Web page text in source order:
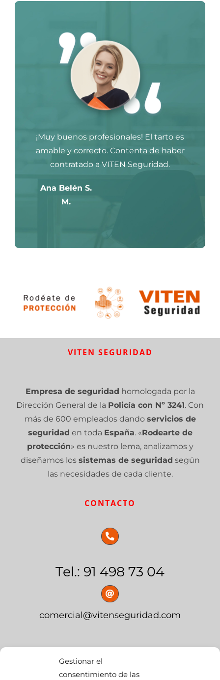
Gestionar el
consentimiento de las
¡Muy buenos profesionales! El tarto es
amable y correcto. Contenta de haber
contratado a VITEN Seguridad.
Ana Belén S.
M.
VITEN SEGURIDAD
Empresa de seguridad homologada por la
Dirección General de la Policía con Nº 3241. Con
más de 600 empleados dando servicios de
seguridad en toda España. «Rodearte de
protección» es nuestro lema, analizamos y
diseñamos los sistemas de seguridad según
las necesidades de cada cliente.
CONTACTO
Tel.: 91 498 73 04
comercial@vitenseguridad.com